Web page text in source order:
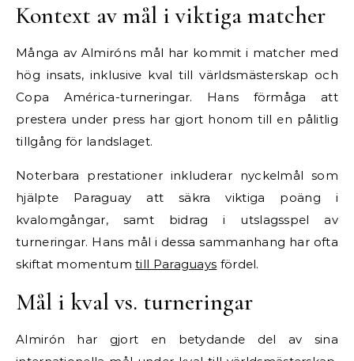
Kontext av mål i viktiga matcher
Många av Almiróns mål har kommit i matcher med
hög insats, inklusive kval till världsmästerskap och
Copa América-turneringar. Hans förmåga att
prestera under press har gjort honom till en pålitlig
tillgång för landslaget.
Noterbara prestationer inkluderar nyckelmål som
hjälpte Paraguay att säkra viktiga poäng i
kvalomgångar, samt bidrag i utslagsspel av
turneringar. Hans mål i dessa sammanhang har ofta
skiftat momentumtill Paraguays fördel.
Mål i kval vs. turneringar
Almirón har gjort en betydande del av sina